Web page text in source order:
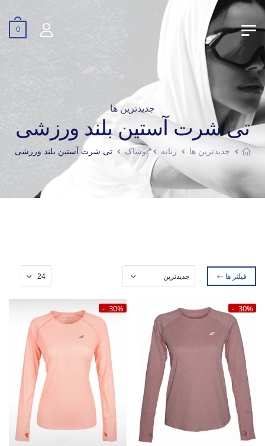
0
جدیدترین ها
تی شرت آستین بلند ورزشی
جدیدترین ها زنانه پوشاک تی شرت آستین بلند ورزشی
فیلتر ها
30%
30%